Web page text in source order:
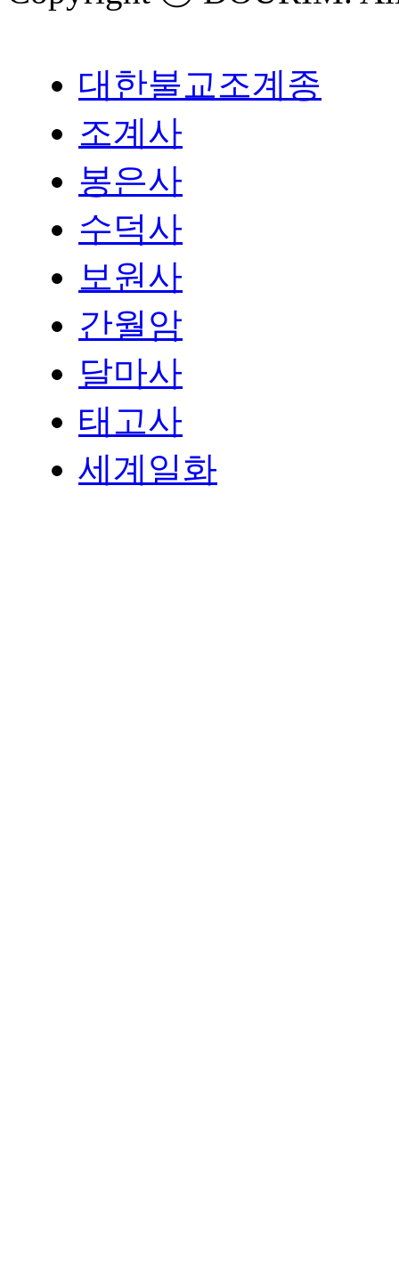
대한불교조계종
조계사
봉은사
수덕사
보원사
간월암
달마사
태고사
세계일화